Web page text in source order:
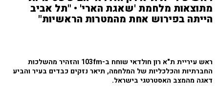
מתוצאות מלחמת 'שאגת הארי' • "תל אביב
הייתה בפירוש אחת מהמטרות הראשיות"
ראש עיריית ת"א רון חולדאי שוחח ב-103fm וה
זהיר מהשלכות
החברתיות והכלכליות של המלחמה, תיאר נזקים כבדים בעיר והביע
דאגה מהמצב האסטרטגי בישראל.